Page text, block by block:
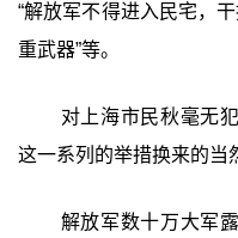
“解放军不得进入民宅，
重武器”等。
对上海市民秋毫无
这一系列的举措换来的当
解放军数十万大军